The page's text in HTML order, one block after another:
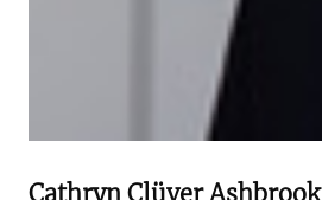
Cathryn Clüver Ashbrook